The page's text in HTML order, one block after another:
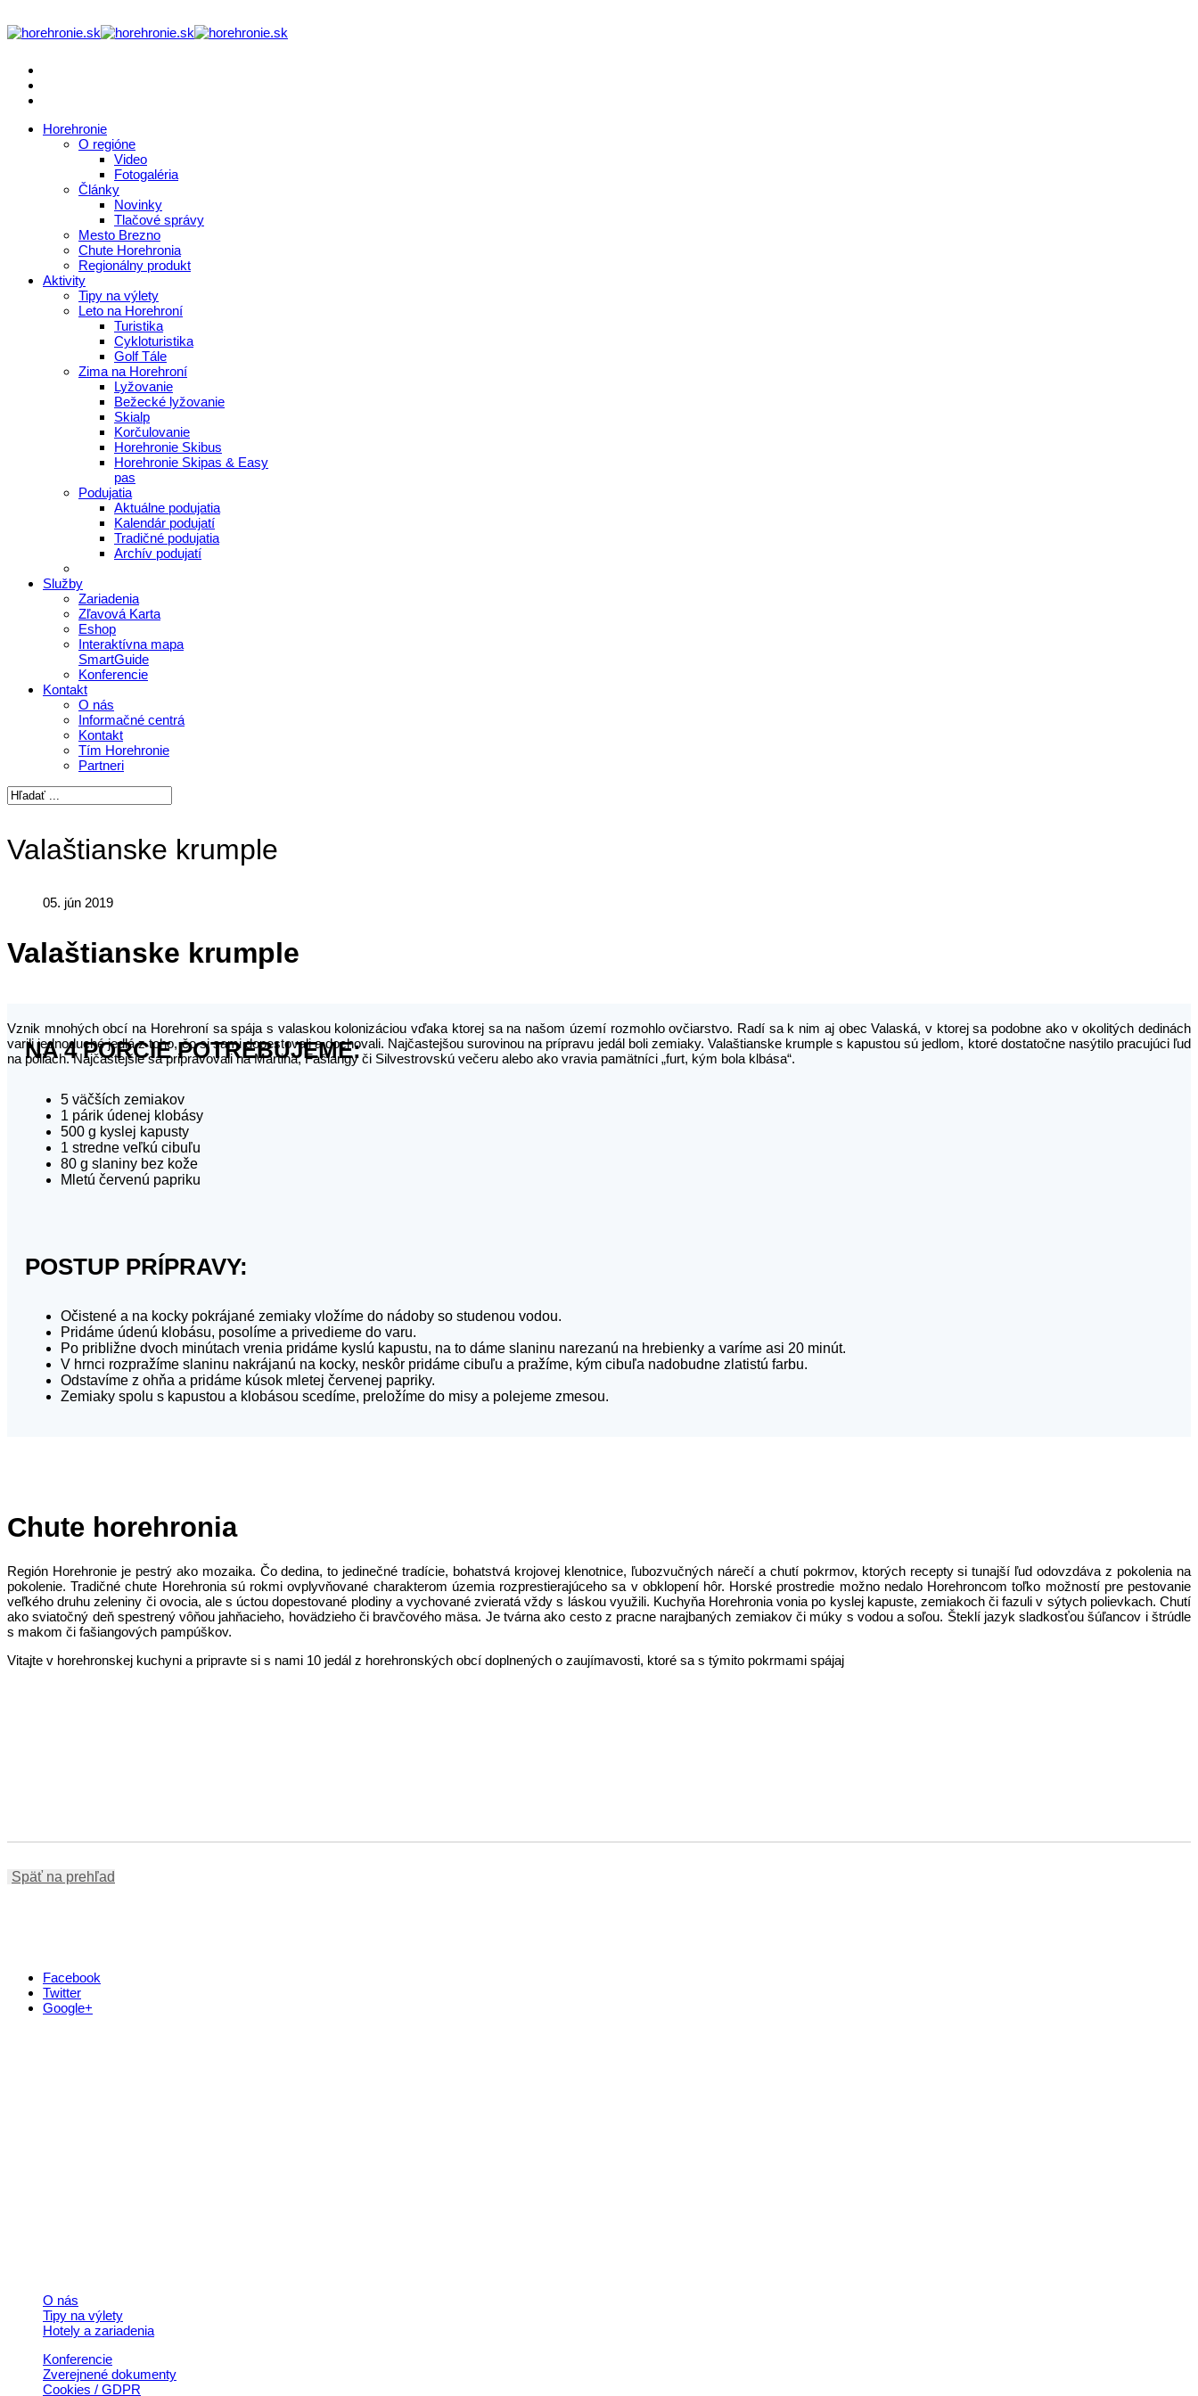
Horehronie
O regióne
Video
Fotogaléria
Články
Novinky
Tlačové správy
Mesto Brezno
Chute Horehronia
Regionálny produkt
Aktivity
Tipy na výlety
Leto na Horehroní
Turistika
Cykloturistika
Golf Tále
Zima na Horehroní
Lyžovanie
Bežecké lyžovanie
Skialp
Korčulovanie
Horehronie Skibus
Horehronie Skipas & Easy
pas
Podujatia
Aktuálne podujatia
Kalendár podujatí
Tradičné podujatia
Archív podujatí
Služby
Zariadenia
Zľavová Karta
Eshop
Interaktívna mapa
SmartGuide
Konferencie
Kontakt
O nás
Informačné centrá
Kontakt
Tím Horehronie
Partneri
Valaštianske krumple
05. jún 2019
Valaštianske krumple
Vznik mnohých obcí na Horehroní sa spája s valaskou kolonizáciou vďaka ktorej sa na našom území rozmohlo ovčiarstvo. Radí sa k nim aj obec Valaská, v ktorej sa podobne ako v okolitých dedinách
varili jednoduché jedlá z toho, čo si sami dopestovali a dochovali. Najčastejšou surovinou na prípravu jedál boli zemiaky. Valaštianske krumple s kapustou sú jedlom, ktoré dostatočne nasýtilo pracujúci ľud
na poliach. Najčastejšie sa pripravovali na Martina, Fašiangy či Silvestrovskú večeru alebo ako vravia pamätníci „furt, kým bola klbása“.
NA 4 PORCIE POTREBUJEME:
5 väčších zemiakov
1 párik údenej klobásy
500 g kyslej kapusty
1 stredne veľkú cibuľu
80 g slaniny bez kože
Mletú červenú papriku
POSTUP PRÍPRAVY:
Očistené a na kocky pokrájané zemiaky vložíme do nádoby so studenou vodou.
Pridáme údenú klobásu, posolíme a privedieme do varu.
Po približne dvoch minútach vrenia pridáme kyslú kapustu, na to dáme slaninu narezanú na hrebienky a varíme asi 20 minút.
V hrnci rozpražíme slaninu nakrájanú na kocky, neskôr pridáme cibuľu a pražíme, kým cibuľa nadobudne zlatistú farbu.
Odstavíme z ohňa a pridáme kúsok mletej červenej papriky.
Zemiaky spolu s kapustou a klobásou scedíme, preložíme do misy a polejeme zmesou.
Chute horehronia
Región Horehronie je pestrý ako mozaika. Čo dedina, to jedinečné tradície, bohatstvá krojovej klenotnice, ľubozvučných nárečí a chutí pokrmov, ktorých recepty si tunajší ľud odovzdáva z pokolenia na
pokolenie. Tradičné chute Horehronia sú rokmi ovplyvňované charakterom územia rozprestierajúceho sa v obklopení hôr. Horské prostredie možno nedalo Horehroncom toľko možností pre pestovanie
veľkého druhu zeleniny či ovocia, ale s úctou dopestované plodiny a vychované zvieratá vždy s láskou využili. Kuchyňa Horehronia vonia po kyslej kapuste, zemiakoch či fazuli v sýtych polievkach. Chutí
ako sviatočný deň spestrený vôňou jahňacieho, hovädzieho či bravčového mäsa. Je tvárna ako cesto z pracne narajbaných zemiakov či múky s vodou a soľou. Šteklí jazyk sladkosťou šúľancov i štrúdle
s makom či fašiangových pampúškov.
Vitajte v horehronskej kuchyni a pripravte si s nami 10 jedál z horehronských obcí doplnených o zaujímavosti, ktoré sa s týmito pokrmami spájaj
Späť na prehľad
Facebook
Twitter
Google+
O nás
Tipy na výlety
Hotely a zariadenia
Konferencie
Zverejnené dokumenty
Cookies / GDPR